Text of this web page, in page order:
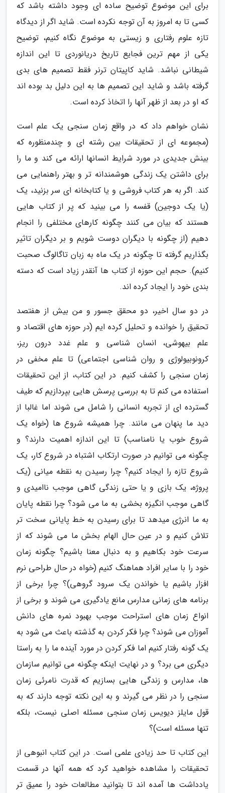
برای این موضوع توضیح ساده ای وجود داشته باشد که
کسی تا به امروز به آن توجه نکرده است. شاید اگر از دیدگاه
تازه علوم رفتاری و زیستی به موضوع نگاه کنیم، توضیح
یکی از مهم ترین فجایع تاریخ دریانوردی تا این اندازه
شیطانی نباشد. شاید کاپیتان ترنر فقط تصمیم های بدی
گرفته باشد و شاید این تصمیم ها به این دلیل بد بوده اند
که او در بعد از ظهر آنها را اتخاذ کرده است.
نشان خواهم داد که در واقع زمان سنجی یک علم است
(مجموعه ای از تحقیقات بین رشته ای و چندمنظوره که
بینش جدیدی در مورد شرایط انسانها ارائه می کند و ما را
برای داشتن یک زندگی هوشمندانه تر و بهتر راهنمایی می
کند. اگر به هر کتاب فروشی و یا کتابخانه ای سر بزنید، یک
(یا یک دوجین) قفسه را می بینید که پر از کتاب هایی
هستند که بیان می کنند چگونه کارهای مختلفی را انجام
دهیم (از چگونه با دیگران دوست شویم و بر دیگران تاثیر
بگذاریم گرفته تا چگونه در یک ماه به زبان تاگالوگ صحبت
کنیم). حجم این حوزه از کتاب ها آنقدر زیاد است که دسته
بندی خود را ایجاد کرده اند.
در دو سال اخیر، دو محقق جسور و من بیش از هفتصد
تحقیق را خوانده و تحلیل کرده ایم (در حوزه های اقتصاد و
علم بیهوشی، انسان شناسی و علم غدد درون ریز،
کرونوبیولوژی و روان شناسی اجتماعی) تا علم مخفی در
زمان سنجی را کشف کنیم. در این کتاب، از این تحقیقات
استفاده می کنم تا به بررسی پرسش هایی بپردازیم که طیف
گسترده ای از تجربه انسانی را شامل می شوند اما غالبا از
دید ما پنهان می مانند. چرا همیشه شروع ها (خواه یک
شروع خوب یا نامناسب) تا این اندازه اهمیت دارند؟ و
چگونه می توانیم در صورت ارتکاب اشتباه در شروع کار، یک
شروع تازه را ایجاد کنیم؟ چرا رسیدن به نقطه میانی (یک
پروژه، یک بازی و یا حتی زندگی گاهی موجب ناامیدی و
گاهی موجب انگیزه بخشی به ما می شود؟ چرا نقطه پایان
به ما انرژی میدهد تا برای رسیدن به خط پایانی سخت تر
تلاش کنیم و در عین حال الهام بخش ما می شوند که از
سرعت خود بکاهیم و به دنبال معنا باشیم؟ چگونه زمان
خود را با سایر افراد هماهنگ کنیم (خواه در حال طراحی نرم
افزار باشیم یا خواندن یک سرود گروهی)؟ چرا برخی از
برنامه های زمانی مدارس مانع یادگیری می شوند و برخی از
انواع زمان های استراحت موجب بهبود نمره های دانش
آموزان می شوند؟ چرا فکر کردن به گذشته باعث می شود به
یک گونه رفتار کنیم اما فکر کردن در مورد آینده ما را به راستا
دیگری می برد؟ و در نهایت اینکه چگونه می توانیم سازمان
ها، مدارس و زندگی هایی بسازیم که قدرت نامرئی زمان
سنجی را در نظر می گیرند و به این نکته توجه دارند که به
قول مایلز دیویس زمان سنجی مسئله اصلی نیست، بلکه
تنها مسئله است)؟
این کتاب تا حد زیادی علمی است. در این کتاب انبوهی از
تحقیقات را مشاهده خواهید کرد که همه آنها در قسمت
یادداشت ها آمده اند تا بتوانید مطالعات خود را عمیق تر